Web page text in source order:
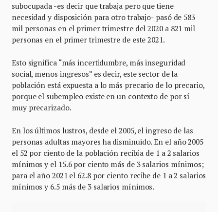
subocupada -es decir que trabaja pero que tiene
necesidad y disposición para otro trabajo- pasó de 583
mil personas en el primer trimestre del 2020 a 821 mil
personas en el primer trimestre de este 2021.
Esto significa “más incertidumbre, más inseguridad
social, menos ingresos” es decir, este sector de la
población está expuesta a lo más precario de lo precario,
porque el subempleo existe en un contexto de por sí
muy precarizado.
En los últimos lustros, desde el 2005, el ingreso de las
personas adultas mayores ha disminuido. En el año 2005
el 52 por ciento de la población recibía de 1 a 2 salarios
mínimos y el 15.6 por ciento más de 3 salarios mínimos;
para el año 2021 el 62.8 por ciento recibe de 1 a 2 salarios
mínimos y 6.5 más de 3 salarios mínimos.